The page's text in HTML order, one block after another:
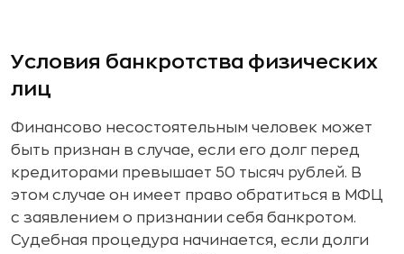
Условия банкротства физических
лиц
Финансово несостоятельным человек может
быть признан в случае, если его долг перед
кредиторами превышает 50 тысяч рублей. В
этом случае он имеет право обратиться в МФЦ
с заявлением о признании себя банкротом.
Судебная процедура начинается, если долги